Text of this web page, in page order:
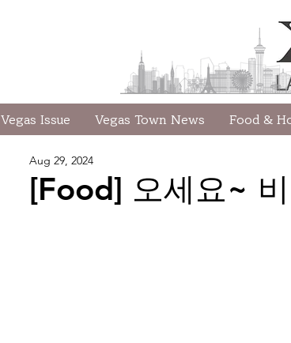
Vegas Issue Vegas Town News Food &
[Food] 오세요~
Aug 29, 2024